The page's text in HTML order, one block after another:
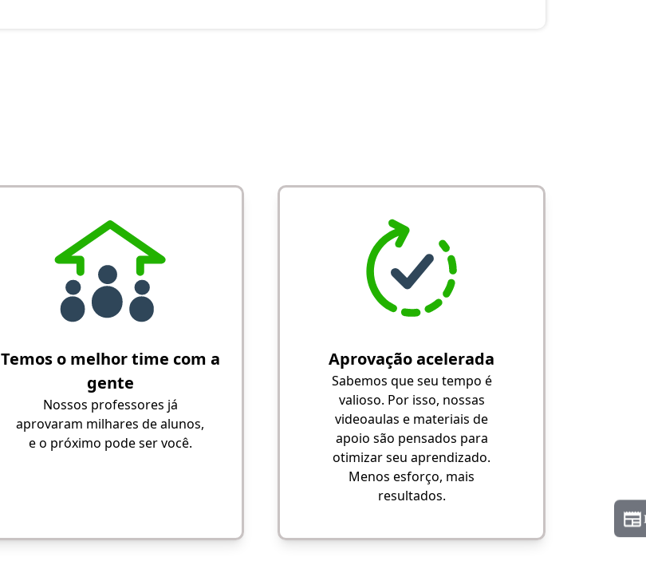
Temos o melhor time com a
gente
Nossos professores já
aprovaram milhares de alunos,
e o próximo pode ser você.
Aprovação acelerada
Sabemos que seu tempo é
valioso. Por isso, nossas
videoaulas e materiais de
apoio são pensados para
otimizar seu aprendizado.
Menos esforço, mais
resultados.